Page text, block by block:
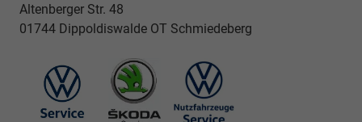
Altenberger Str. 48
01744 Dippoldiswalde OT Schmiedeberg